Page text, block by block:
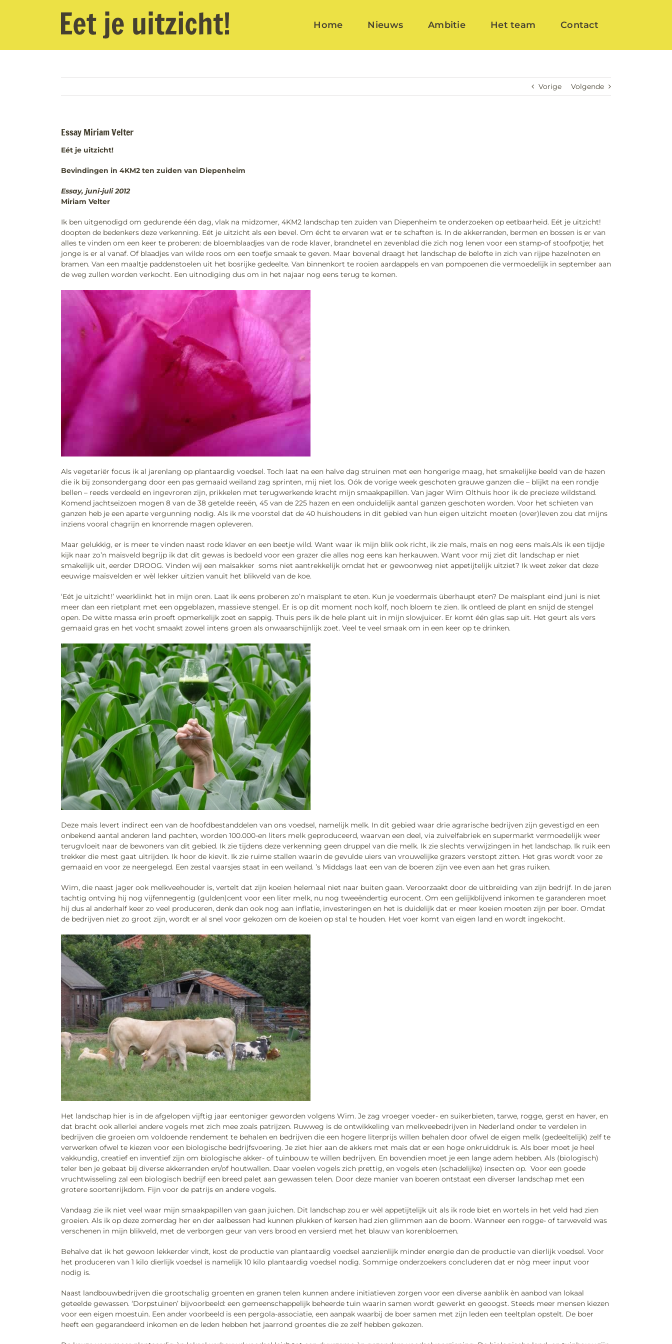
Home Nieuws Ambitie Het team Contact
Vorige Volgende
Essay Miriam Velter
Eét je uitzicht!
Bevindingen in 4KM2 ten zuiden van Diepenheim
Essay, juni-juli 2012
Miriam Velter
Ik ben uitgenodigd om gedurende één dag, vlak na midzomer, 4KM2 landschap ten zuiden van Diepenheim te onderzoeken op eetbaarheid. Eét je uitzicht!
doopten de bedenkers deze verkenning. Eét je uitzicht als een bevel. Om écht te ervaren wat er te schaften is. In de akkerranden, bermen en bossen is er van
alles te vinden om een keer te proberen: de bloemblaadjes van de rode klaver, brandnetel en zevenblad die zich nog lenen voor een stamp-of stoofpotje; het
jonge is er al vanaf. Of blaadjes van wilde roos om een toefje smaak te geven. Maar bovenal draagt het landschap de belofte in zich van rijpe hazelnoten en
bramen. Van een maaltje paddenstoelen uit het bosrijke gedeelte. Van binnenkort te rooien aardappels en van pompoenen die vermoedelijk in september aan
de weg zullen worden verkocht. Een uitnodiging dus om in het najaar nog eens terug te komen.
Als vegetariër focus ik al jarenlang op plantaardig voedsel. Toch laat na een halve dag struinen met een hongerige maag, het smakelijke beeld van de hazen
die ik bij zonsondergang door een pas gemaaid weiland zag sprinten, mij niet los. Oók de vorige week geschoten grauwe ganzen die – blijkt na een rondje
bellen – reeds verdeeld en ingevroren zijn, prikkelen met terugwerkende kracht mijn smaakpapillen. Van jager Wim Olthuis hoor ik de precieze wildstand.
Komend jachtseizoen mogen 8 van de 38 getelde reeën, 45 van de 225 hazen en een onduidelijk aantal ganzen geschoten worden. Voor het schieten van
ganzen heb je een aparte vergunning nodig. Als ik me voorstel dat de 40 huishoudens in dit gebied van hun eigen uitzicht moeten (over)leven zou dat mijns
inziens vooral chagrijn en knorrende magen opleveren.
Maar gelukkig, er is meer te vinden naast rode klaver en een beetje wild. Want waar ik mijn blik ook richt, ik zie maïs, maïs en nog eens maïs.Als ik een tijdje
kijk naar zo’n maïsveld begrijp ik dat dit gewas is bedoeld voor een grazer die alles nog eens kan herkauwen. Want voor mij ziet dit landschap er niet
smakelijk uit, eerder DROOG. Vinden wij een maïsakker soms niet aantrekkelijk omdat het er gewoonweg niet appetijtelijk uitziet? Ik weet zeker dat deze
eeuwige maïsvelden er wèl lekker uitzien vanuit het blikveld van de koe.
‘Eét je uitzicht!’ weerklinkt het in mijn oren. Laat ik eens proberen zo’n maïsplant te eten. Kun je voedermaïs überhaupt eten? De maïsplant eind juni is niet
meer dan een rietplant met een opgeblazen, massieve stengel. Er is op dit moment noch kolf, noch bloem te zien. Ik ontleed de plant en snijd de stengel
open. De witte massa erin proeft opmerkelijk zoet en sappig. Thuis pers ik de hele plant uit in mijn slowjuicer. Er komt één glas sap uit. Het geurt als vers
gemaaid gras en het vocht smaakt zowel intens groen als onwaarschijnlijk zoet. Veel te veel smaak om in een keer op te drinken.
Deze maïs levert indirect een van de hoofdbestanddelen van ons voedsel, namelijk melk. In dit gebied waar drie agrarische bedrijven zijn gevestigd en een
onbekend aantal anderen land pachten, worden 100.000-en liters melk geproduceerd, waarvan een deel, via zuivelfabriek en supermarkt vermoedelijk weer
terugvloeit naar de bewoners van dit gebied. Ik zie tijdens deze verkenning geen druppel van die melk. Ik zie slechts verwijzingen in het landschap. Ik ruik een
trekker die mest gaat uitrijden. Ik hoor de kievit. Ik zie ruime stallen waarin de gevulde uiers van vrouwelijke grazers verstopt zitten. Het gras wordt voor ze
gemaaid en voor ze neergelegd. Een zestal vaarsjes staat in een weiland. ’s Middags laat een van de boeren zijn vee even aan het gras ruiken.
Wim, die naast jager ook melkveehouder is, vertelt dat zijn koeien helemaal niet naar buiten gaan. Veroorzaakt door de uitbreiding van zijn bedrijf. In de jaren
tachtig ontving hij nog vijfennegentig (gulden)cent voor een liter melk, nu nog tweeëndertig eurocent. Om een gelijkblijvend inkomen te garanderen moet
hij dus al anderhalf keer zo veel produceren, denk dan ook nog aan inflatie, investeringen en het is duidelijk dat er meer koeien moeten zijn per boer. Omdat
de bedrijven niet zo groot zijn, wordt er al snel voor gekozen om de koeien op stal te houden. Het voer komt van eigen land en wordt ingekocht.
Het landschap hier is in de afgelopen vijftig jaar eentoniger geworden volgens Wim. Je zag vroeger voeder- en suikerbieten, tarwe, rogge, gerst en haver, en
dat bracht ook allerlei andere vogels met zich mee zoals patrijzen. Ruwweg is de ontwikkeling van melkveebedrijven in Nederland onder te verdelen in
bedrijven die groeien om voldoende rendement te behalen en bedrijven die een hogere literprijs willen behalen door ofwel de eigen melk (gedeeltelijk) zelf te
verwerken ofwel te kiezen voor een biologische bedrijfsvoering. Je ziet hier aan de akkers met maïs dat er een hoge onkruiddruk is. Als boer moet je heel
vakkundig, creatief en inventief zijn om biologische akker- of tuinbouw te willen bedrijven. En bovendien moet je een lange adem hebben. Als (biologisch)
teler ben je gebaat bij diverse akkerranden en/of houtwallen. Daar voelen vogels zich prettig, en vogels eten (schadelijke) insecten op. Voor een goede
vruchtwisseling zal een biologisch bedrijf een breed palet aan gewassen telen. Door deze manier van boeren ontstaat een diverser landschap met een
grotere soortenrijkdom. Fijn voor de patrijs en andere vogels.
Vandaag zie ik niet veel waar mijn smaakpapillen van gaan juichen. Dit landschap zou er wèl appetijtelijk uit als ik rode biet en wortels in het veld had zien
groeien. Als ik op deze zomerdag her en der aalbessen had kunnen plukken of kersen had zien glimmen aan de boom. Wanneer een rogge- of tarweveld was
verschenen in mijn blikveld, met de verborgen geur van vers brood en versierd met het blauw van korenbloemen.
Behalve dat ik het gewoon lekkerder vindt, kost de productie van plantaardig voedsel aanzienlijk minder energie dan de productie van dierlijk voedsel. Voor
het produceren van 1 kilo dierlijk voedsel is namelijk 10 kilo plantaardig voedsel nodig. Sommige onderzoekers concluderen dat er nòg meer input voor
nodig is.
Naast landbouwbedrijven die grootschalig groenten en granen telen kunnen andere initiatieven zorgen voor een diverse aanblik èn aanbod van lokaal
geteelde gewassen. ‘Dorpstuinen’ bijvoorbeeld: een gemeenschappelijk beheerde tuin waarin samen wordt gewerkt en geoogst. Steeds meer mensen kiezen
voor een eigen moestuin. Een ander voorbeeld is een pergola-associatie, een aanpak waarbij de boer samen met zijn leden een teeltplan opstelt. De boer
heeft een gegarandeerd inkomen en de leden hebben het jaarrond groentes die ze zelf hebben gekozen.